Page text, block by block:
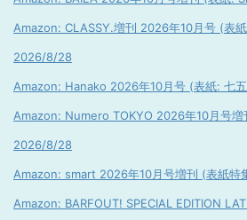
Amazon: CLASSY.増刊 2026年10月号 (表
2026/8/28
Amazon: Hanako 2026年10月号 (表紙: 七
Amazon: Numero TOKYO 2026年10月号
2026/8/28
Amazon: smart 2026年10月号増刊 (表紙
Amazon: BARFOUT! SPECIAL EDITION